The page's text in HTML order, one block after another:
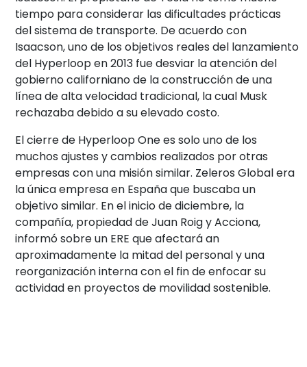
tiempo para considerar las dificultades prácticas
del sistema de transporte. De acuerdo con
Isaacson, uno de los objetivos reales del lanzamiento
del Hyperloop en 2013 fue desviar la atención del
gobierno californiano de la construcción de una
línea de alta velocidad tradicional, la cual Musk
rechazaba debido a su elevado costo.
El cierre de Hyperloop One es solo uno de los
muchos ajustes y cambios realizados por otras
empresas con una misión similar. Zeleros Global era
la única empresa en España que buscaba un
objetivo similar. En el inicio de diciembre, la
compañía, propiedad de Juan Roig y Acciona,
informó sobre un ERE que afectará an
aproximadamente la mitad del personal y una
reorganización interna con el fin de enfocar su
actividad en proyectos de movilidad sostenible.